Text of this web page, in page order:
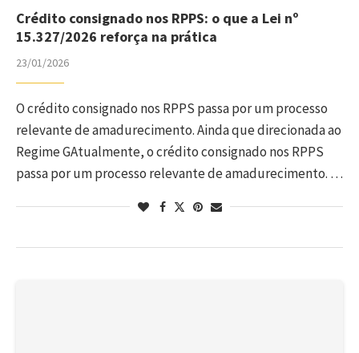
Crédito consignado nos RPPS: o que a Lei nº
15.327/2026 reforça na prática
23/01/2026
O crédito consignado nos RPPS passa por um processo
relevante de amadurecimento. Ainda que direcionada ao
Regime GAtualmente, o crédito consignado nos RPPS
passa por um processo relevante de amadurecimento. …